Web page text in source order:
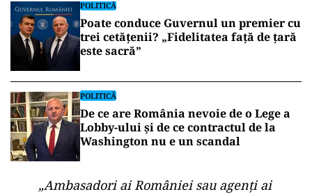
POLITICĂ
Poate conduce Guvernul un premier cu
trei cetățenii? „Fidelitatea față de țară
este sacră”
POLITICĂ
De ce are România nevoie de o Lege a
Lobby-ului și de ce contractul de la
Washington nu e un scandal
„Ambasadori ai României sau agenți ai